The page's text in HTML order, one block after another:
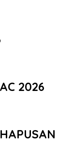
2026